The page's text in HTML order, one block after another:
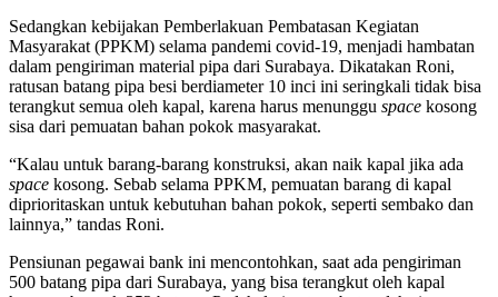
Sedangkan kebijakan Pemberlakuan Pembatasan Kegiatan
Masyarakat (PPKM) selama pandemi covid-19, menjadi hambatan
dalam pengiriman material pipa dari Surabaya. Dikatakan Roni,
ratusan batang pipa besi berdiameter 10 inci ini seringkali tidak bisa
terangkut semua oleh kapal, karena harus menunggu space kosong
sisa dari pemuatan bahan pokok masyarakat.
“Kalau untuk barang-barang konstruksi, akan naik kapal jika ada
space kosong. Sebab selama PPKM, pemuatan barang di kapal
diprioritaskan untuk kebutuhan bahan pokok, seperti sembako dan
lainnya,” tandas Roni.
Pensiunan pegawai bank ini mencontohkan, saat ada pengiriman
500 batang pipa dari Surabaya, yang bisa terangkut oleh kapal